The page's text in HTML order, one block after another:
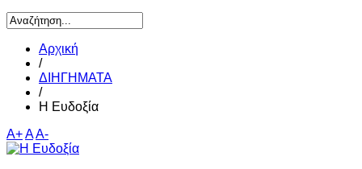
Αρχική
/
ΔΙΗΓΗΜΑΤΑ
/
Η Ευδοξία
A+AA-